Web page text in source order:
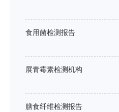
食用菌检测报告
展青霉素检测机构
膳食纤维检测报告